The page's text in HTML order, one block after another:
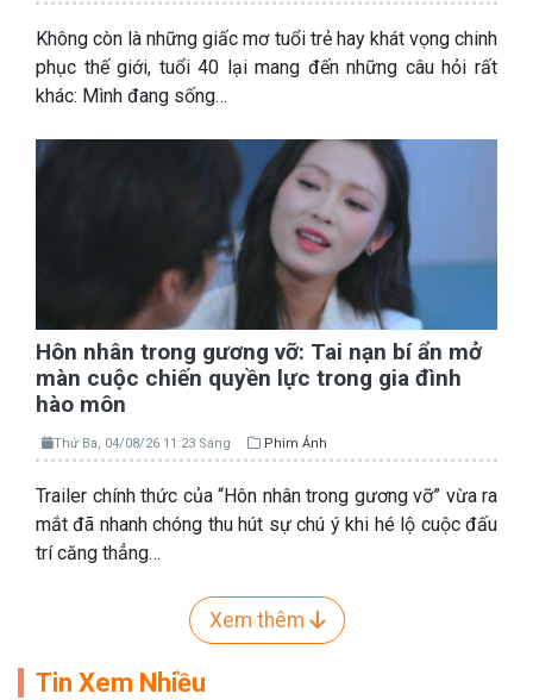
Không còn là những giấc mơ tuổi trẻ hay khát vọng chinh
phục thế giới, tuổi 40 lại mang đến những câu hỏi rất
khác: Mình đang sống…
Hôn nhân trong gương vỡ: Tai nạn bí ẩn mở
màn cuộc chiến quyền lực trong gia đình
hào môn
Thứ Ba, 04/08/26 11:23 Sáng Phim Ảnh
Trailer chính thức của “Hôn nhân trong gương vỡ” vừa ra
mắt đã nhanh chóng thu hút sự chú ý khi hé lộ cuộc đấu
trí căng thẳng…
Xem thêm
Tin Xem Nhiều